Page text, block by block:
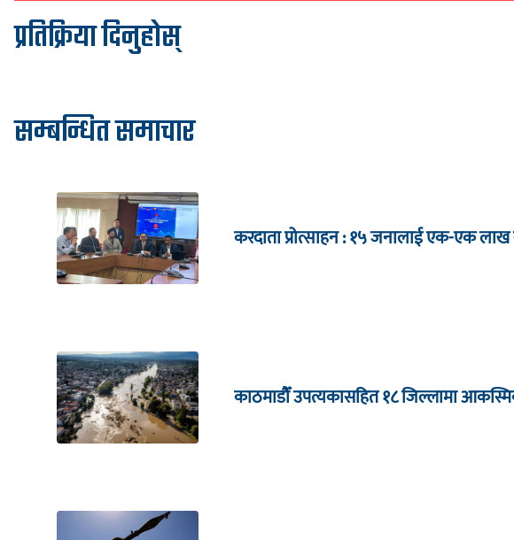
प्रतिक्रिया दिनुहोस्
सम्बन्धित समाचार
करदाता प्रोत्साहन : १५ जनालाई एक-एक
काठमाडौँ उपत्यकासहित १८ जिल्लामा